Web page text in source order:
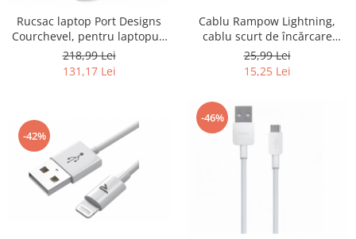
Rucsac laptop Port Designs
Courchevel, pentru laptopuri
de 15.6 inch - RESIGILAT
218,99 Lei
131,17 Lei
Cablu Rampow Lightning,
cablu scurt de încărcare
iPhone, 20 cm - RESIGILAT
25,99 Lei
15,25 Lei
-42%
-46%